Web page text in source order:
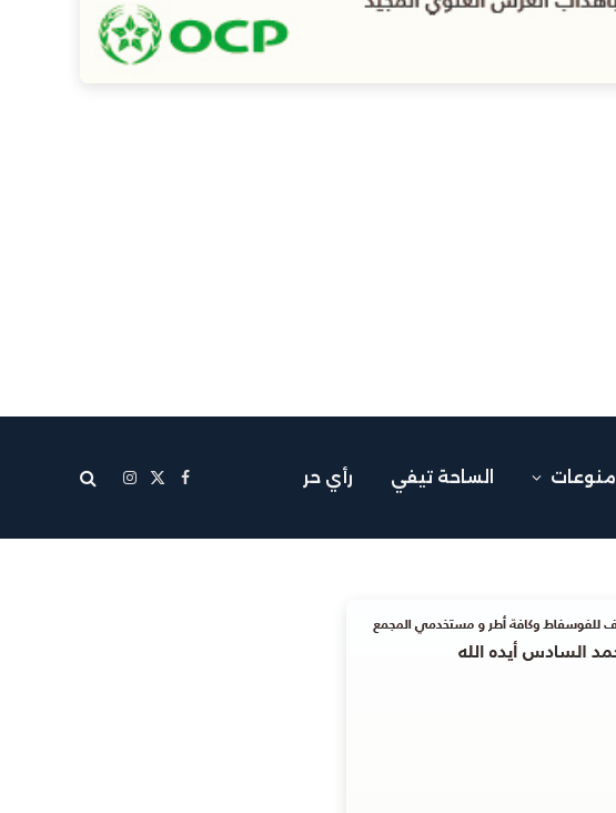
منوعات الساحة تيفي رأي حر فيسبوك
X
الانستغرام